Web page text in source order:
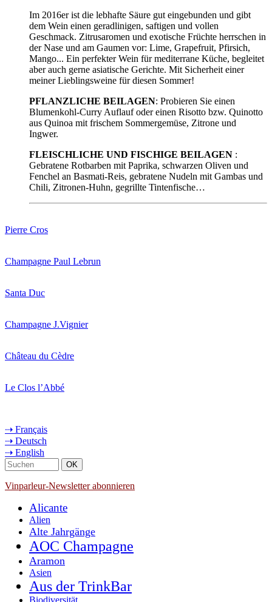
Im 2016er ist die lebhafte Säure gut eingebunden und gibt
dem Wein einen geradlinigen, saftigen und vollen
Geschmack. Zitrusaromen und exotische Früchte herrschen in
der Nase und am Gaumen vor: Lime, Grapefruit, Pfirsich,
Mango... Ein perfekter Wein für mediterrane Küche, begleitet
aber auch gerne asiatische Gerichte. Mit Sicherheit einer
meiner Lieblingsweine für diesen Sommer!
PFLANZLICHE BEILAGEN: Probieren Sie einen
Blumenkohl-Curry Auflauf oder einen Risotto bzw. Quinotto
aus Quinoa mit frischem Sommergemüse, Zitrone und
Ingwer.
FLEISCHLICHE UND FISCHIGE BEILAGEN :
Gebratene Rotbarben mit Paprika, schwarzen Oliven und
Fenchel an Basmati-Reis, gebratene Nudeln mit Gambas und
Chili, Zitronen-Huhn, gegrillte Tintenfische…
Pierre Cros
Champagne Paul Lebrun
Santa Duc
Champagne J.Vignier
Château du Cèdre
Le Clos l’Abbé
⇢ Français
⇢ Deutsch
⇢ English
Vinparleur-Newsletter abonnieren
Alicante
Alien
Alte Jahrgänge
AOC Champagne
Aramon
Asien
Aus der TrinkBar
Biodiversität